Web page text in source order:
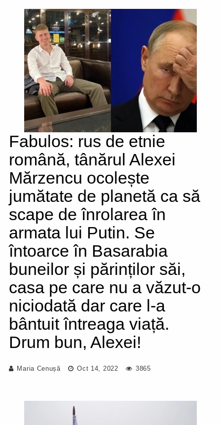
Fabulos: rus de etnie
română, tânărul Alexei
Mărzencu ocolește
jumătate de planetă ca să
scape de înrolarea în
armata lui Putin. Se
întoarce în Basarabia
buneilor și părinților săi,
casa pe care nu a văzut-o
niciodată dar care l-a
bântuit întreaga viață.
Drum bun, Alexei!
Maria Cenușă Oct 14, 2022 3865